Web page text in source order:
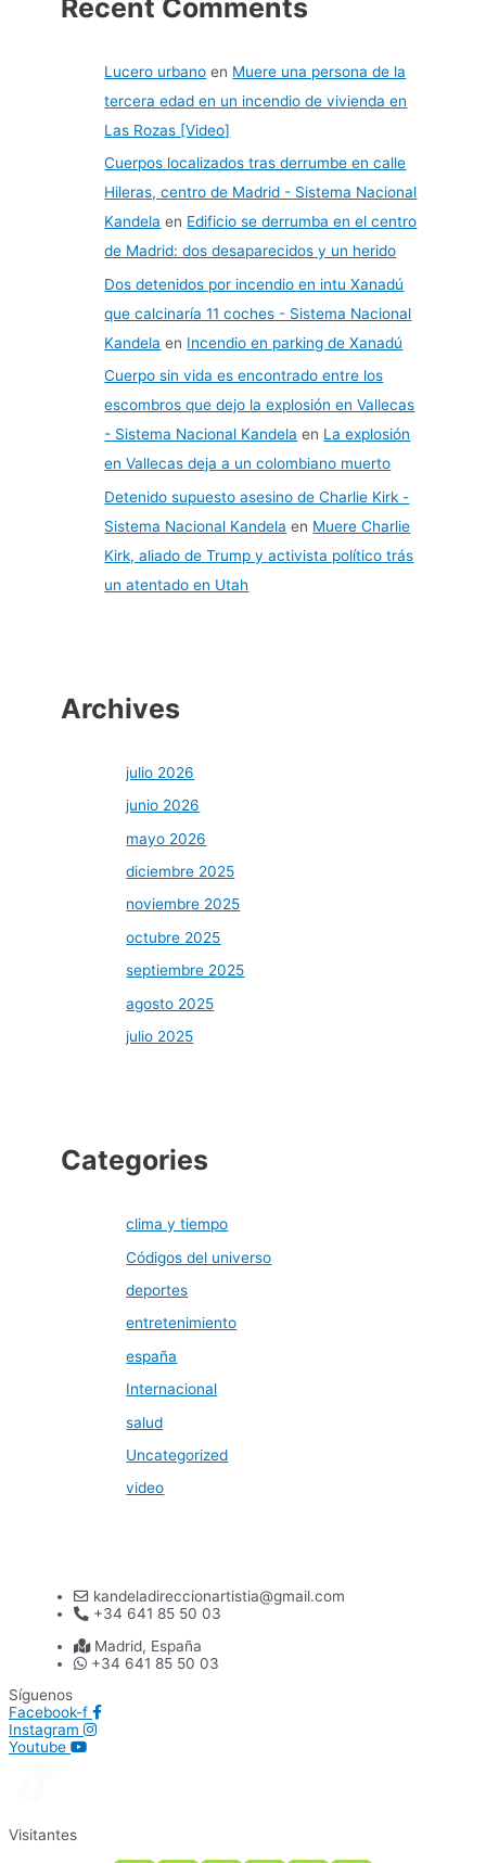
Recent Comments
Lucero urbano en Muere una persona de la
tercera edad en un incendio de vivienda en
Las Rozas [Video]
Cuerpos localizados tras derrumbe en calle
Hileras, centro de Madrid - Sistema Nacional
Kandela en Edificio se derrumba en el centro
de Madrid: dos desaparecidos y un herido
Dos detenidos por incendio en intu Xanadú
que calcinaría 11 coches - Sistema Nacional
Kandela en Incendio en parking de Xanadú
Cuerpo sin vida es encontrado entre los
escombros que dejo la explosión en Vallecas
- Sistema Nacional Kandela en La explosión
en Vallecas deja a un colombiano muerto
Detenido supuesto asesino de Charlie Kirk -
Sistema Nacional Kandela en Muere Charlie
Kirk, aliado de Trump y activista político trás
un atentado en Utah
Archives
julio 2026
junio 2026
mayo 2026
diciembre 2025
noviembre 2025
octubre 2025
septiembre 2025
agosto 2025
julio 2025
Categories
clima y tiempo
Códigos del universo
deportes
entretenimiento
españa
Internacional
salud
Uncategorized
video
kandeladireccionartistia@gmail.com
+34 641 85 50 03
Madrid, España
+34 641 85 50 03
Síguenos
Facebook-f
Instagram
Youtube
Visitantes